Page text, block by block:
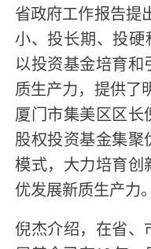
省政府工作报告提
小、投长期、投硬
以投资基金培育
质生产力，提供了
厦门市集美区区
股权投资基金集
模式，大力培育创
优发展新质生产力。
倪杰介绍，在省、